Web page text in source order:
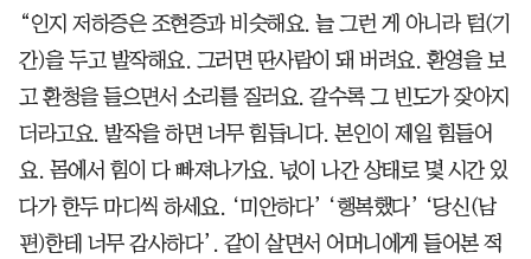
“인지 저하증은 조현증과 비슷해요. 늘 그런 게 아니라 텀(기
간)을 두고 발작해요. 그러면 딴사람이 돼 버려요. 환영을 보
고 환청을 들으면서 소리를 질러요. 갈수록 그 빈도가 잦아지
더라고요. 발작을 하면 너무 힘듭니다. 본인이 제일 힘들어
요. 몸에서 힘이 다 빠져나가요. 넋이 나간 상태로 몇 시간 있
다가 한두 마디씩 하세요. ‘미안하다’ ‘행복했다’ ‘당신(남
편)한테 너무 감사하다’. 같이 살면서 어머니에게 들어본 적